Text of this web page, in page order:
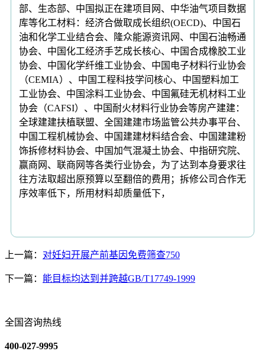
部、生态部、中国拟正在建项目网、中华油气项目数据
库等化工材料：经济合做取成长组织(OECD)、中国石
油和化学工业结合会、隆众能源资讯网、中国石油畅通
协会、中国化工经济手艺成长核心、中国合成橡胶工业
协会、中国化学纤维工业协会、中国电子材料行业协会
（CEMIA）、中国工程科技学问核心、中国塑料加工
工业协会、中国涂料工业协会、中国氟硅无机材料工业
协会（CAFSI）、中国耐火材料行业协会等房产建建：
全球建建扶植联盟、全国建建市场监管公共办事平台、
中国工程机械协会、中国建建材料结合会、中国建建粉
饰拆修材料协会、中国加气混凝土协会、中指研究院、
赢商网、联商网等各类行业协会，为了达到本身要求往
往方法取超出原预算以至翻倍的费用；拆修公司合作无
序效率低下，所用材料却质量低下，
上一篇： 对妊妇开展产前基因免费筛查750
下一篇： 能目标均达到并跨越GB/T17749-1999
全国咨询热线
400-027-9995